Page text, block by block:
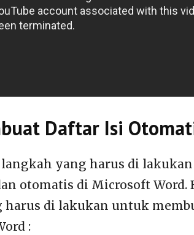
Daftar Isi
langkah yang harus di
otomatis di Microsoft
di lakukan untuk
: